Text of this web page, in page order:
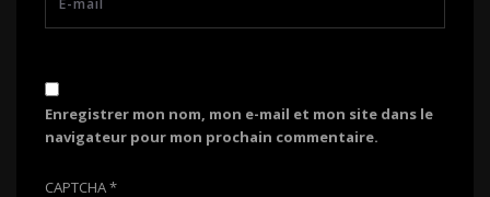
Enregistrer mon nom, mon e-mail et mon site dans le
navigateur pour mon prochain commentaire.
CAPTCHA*